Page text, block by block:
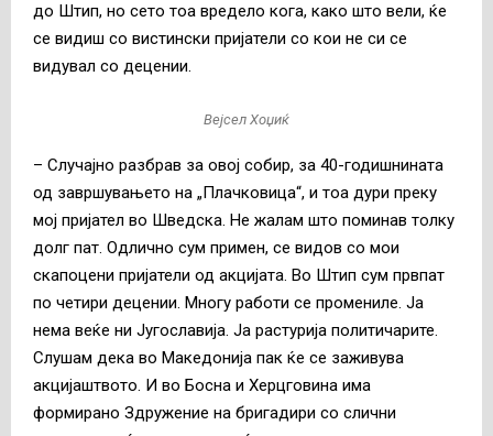
до Штип, но сето тоа вредело кога, како што вели, ќе
се видиш со вистински пријатели со кои не си се
видувал со децении.
Вејсел Хоџиќ
– Случајно разбрав за овој собир, за 40-годишнината
од завршувањето на „Плачковица“, и тоа дури преку
мој пријател во Шведска. Не жалам што поминав толку
долг пат. Одлично сум примен, се видов со мои
скапоцени пријатели од акцијата. Во Штип сум првпат
по четири децении. Многу работи се промениле. Ја
нема веќе ни Југославија. Ја растурија политичарите.
Слушам дека во Македонија пак ќе се заживува
акцијаштвото. И во Босна и Херцговина има
формирано Здружение на бригадири со слични